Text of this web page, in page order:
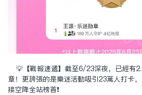
💡【戰報速遞】截至6/23深夜，已經有
章！更誇張的是樂迷活動吸引23萬人打卡
接空降全站榜首❗️